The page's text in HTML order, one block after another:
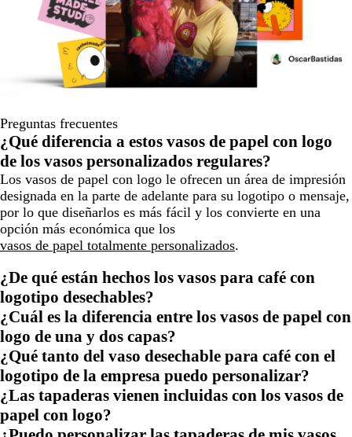
Preguntas frecuentes
¿Qué diferencia a estos vasos de papel con logo
de los vasos personalizados regulares?
Los vasos de papel con logo le ofrecen un área de impresión
designada en la parte de adelante para su logotipo o mensaje,
por lo que diseñarlos es más fácil y los convierte en una
opción más económica que los
vasos de papel totalmente personalizados.
¿De qué están hechos los vasos para café con
logotipo desechables?
¿Cuál es la diferencia entre los vasos de papel con
logo de una y dos capas?
¿Qué tanto del vaso desechable para café con el
logotipo de la empresa puedo personalizar?
¿Las tapaderas vienen incluidas con los vasos de
papel con logo?